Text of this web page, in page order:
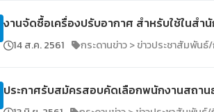
งานจัดซื้อเครื่องปรับอากาศ สำหรับใช้ในส
14 ส.ค. 2561 กระดานข่าว > ข่าวประชาสัมพัน
ประกาศรับสมัครสอบคัดเลือกพนักงานสถา